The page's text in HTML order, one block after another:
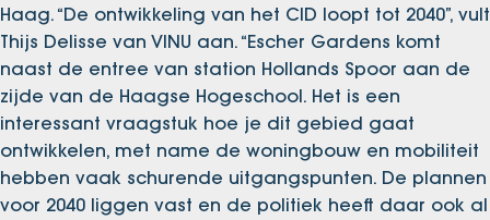
Haag. “De ontwikkeling van het CID loopt tot 2040”, vult
Thijs Delisse van VINU aan. “Escher Gardens komt
naast de entree van station Hollands Spoor aan de
zijde van de Haagse Hogeschool. Het is een
interessant vraagstuk hoe je dit gebied gaat
ontwikkelen, met name de woningbouw en mobiliteit
hebben vaak schurende uitgangspunten. De plannen
voor 2040 liggen vast en de politiek heeft daar ook al